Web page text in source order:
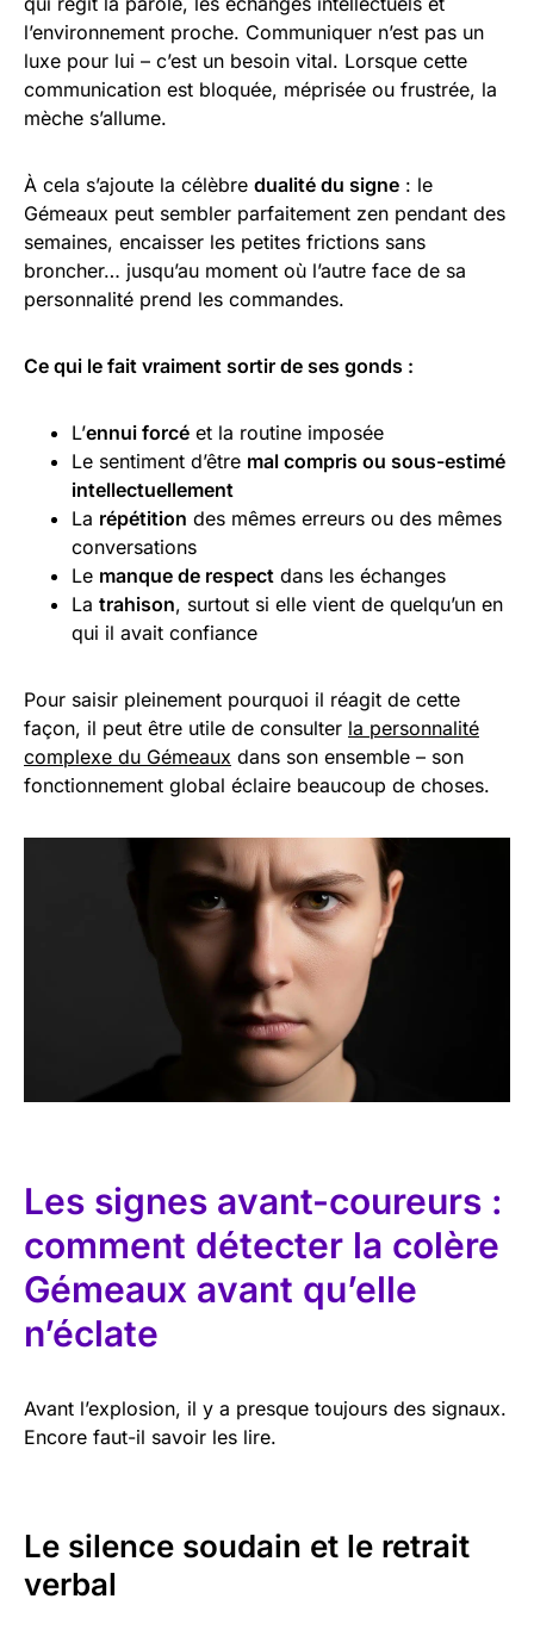
l’environnement proche. Communiquer n’est pas un
luxe pour lui – c’est un besoin vital. Lorsque cette
communication est bloquée, méprisée ou frustrée, la
mèche s’allume.
À cela s’ajoute la célèbre dualité du signe : le
Gémeaux peut sembler parfaitement zen pendant des
semaines, encaisser les petites frictions sans
broncher… jusqu’au moment où l’autre face de sa
personnalité prend les commandes.
Ce qui le fait vraiment sortir de ses gonds :
L’ennui forcé et la routine imposée
Le sentiment d’être mal compris ou sous-estimé
intellectuellement
La répétition des mêmes erreurs ou des mêmes
conversations
Le manque de respect dans les échanges
La trahison, surtout si elle vient de quelqu’un en
qui il avait confiance
Pour saisir pleinement pourquoi il réagit de cette
façon, il peut être utile de consulter la personnalité
complexe du Gémeaux dans son ensemble – son
fonctionnement global éclaire beaucoup de choses.
Les signes avant-coureurs :
comment détecter la colère
Gémeaux avant qu’elle
n’éclate
Avant l’explosion, il y a presque toujours des signaux.
Encore faut-il savoir les lire.
Le silence soudain et le retrait
verbal